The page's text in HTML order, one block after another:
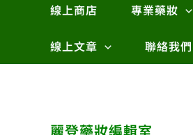
線上商店 專業藥妝
線上文章 聯絡我們
麗登藥妝編輯室